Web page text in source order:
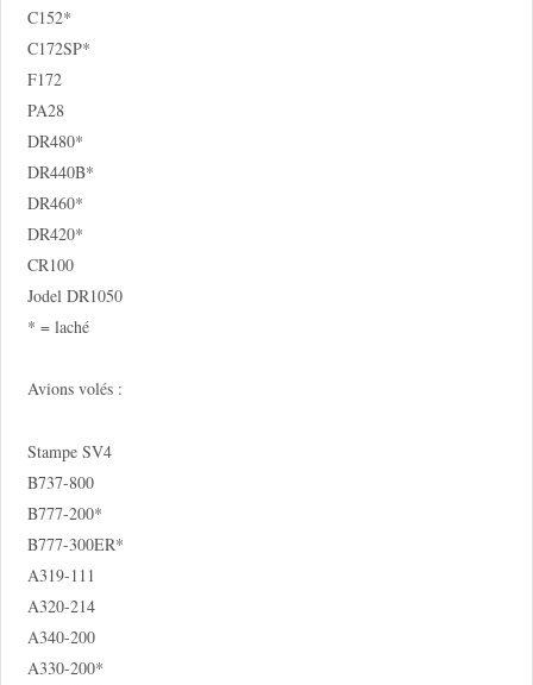
C152*
C172SP*
F172
PA28
DR480*
DR440B*
DR460*
DR420*
CR100
Jodel DR1050
* = laché
Avions volés :
Stampe SV4
B737-800
B777-200*
B777-300ER*
A319-111
A320-214
A340-200
A330-200*